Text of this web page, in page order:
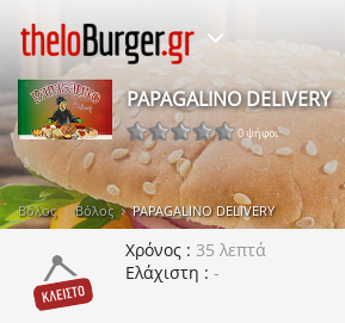
PAPAGALINO DELIVERY
0 ψήφοι
Βόλος Βόλος PAPAGALINO DELIVERY
Χρόνος
35 λεπτά
Ελάχιστη
-